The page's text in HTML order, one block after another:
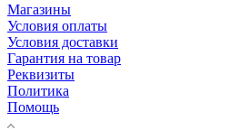
Магазины
Условия оплаты
Условия доставки
Гарантия на товар
Реквизиты
Политика
Помощь